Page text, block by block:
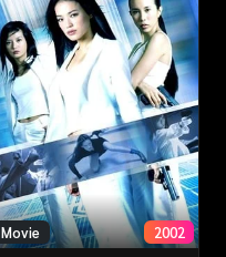
Movie 2002